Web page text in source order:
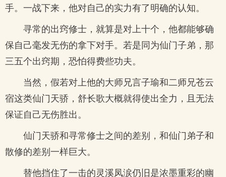
手。一战下来，他对自己的实力有了明确的认知。
寻常的出窍修士，就算是对上十个，他都能够确
保自己毫发无伤的拿下对手。若是同为仙门子弟，那
三五个出窍期，恐怕得费些功夫。
当然，假若对上他的大师兄言子瑜和二师兄苍云
宿这类仙门天骄，舒长歌大概就得使出全力，且无法
保证自己无伤胜出。
仙门天骄和寻常修士之间的差别，和仙门弟子和
散修的差别一样巨大。
替他挡住了一击的灵溪凤涙仍旧是浓墨重彩的幽